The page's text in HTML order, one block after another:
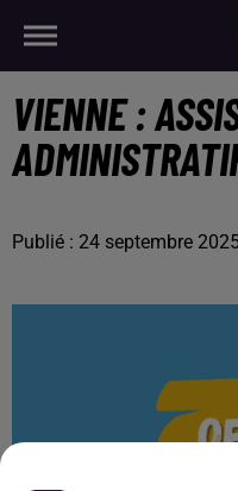
VIENNE :
Publié : 24 septembre